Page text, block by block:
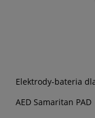
Elektrody-bateria
AED Samaritan PAD